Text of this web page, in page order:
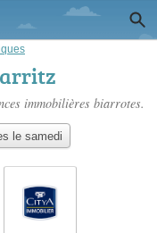
immobilières biarrotes.
le samedi